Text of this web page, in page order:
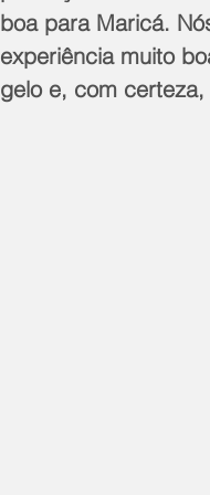
boa para Maricá.
experiência muito
gelo e, com certeza,